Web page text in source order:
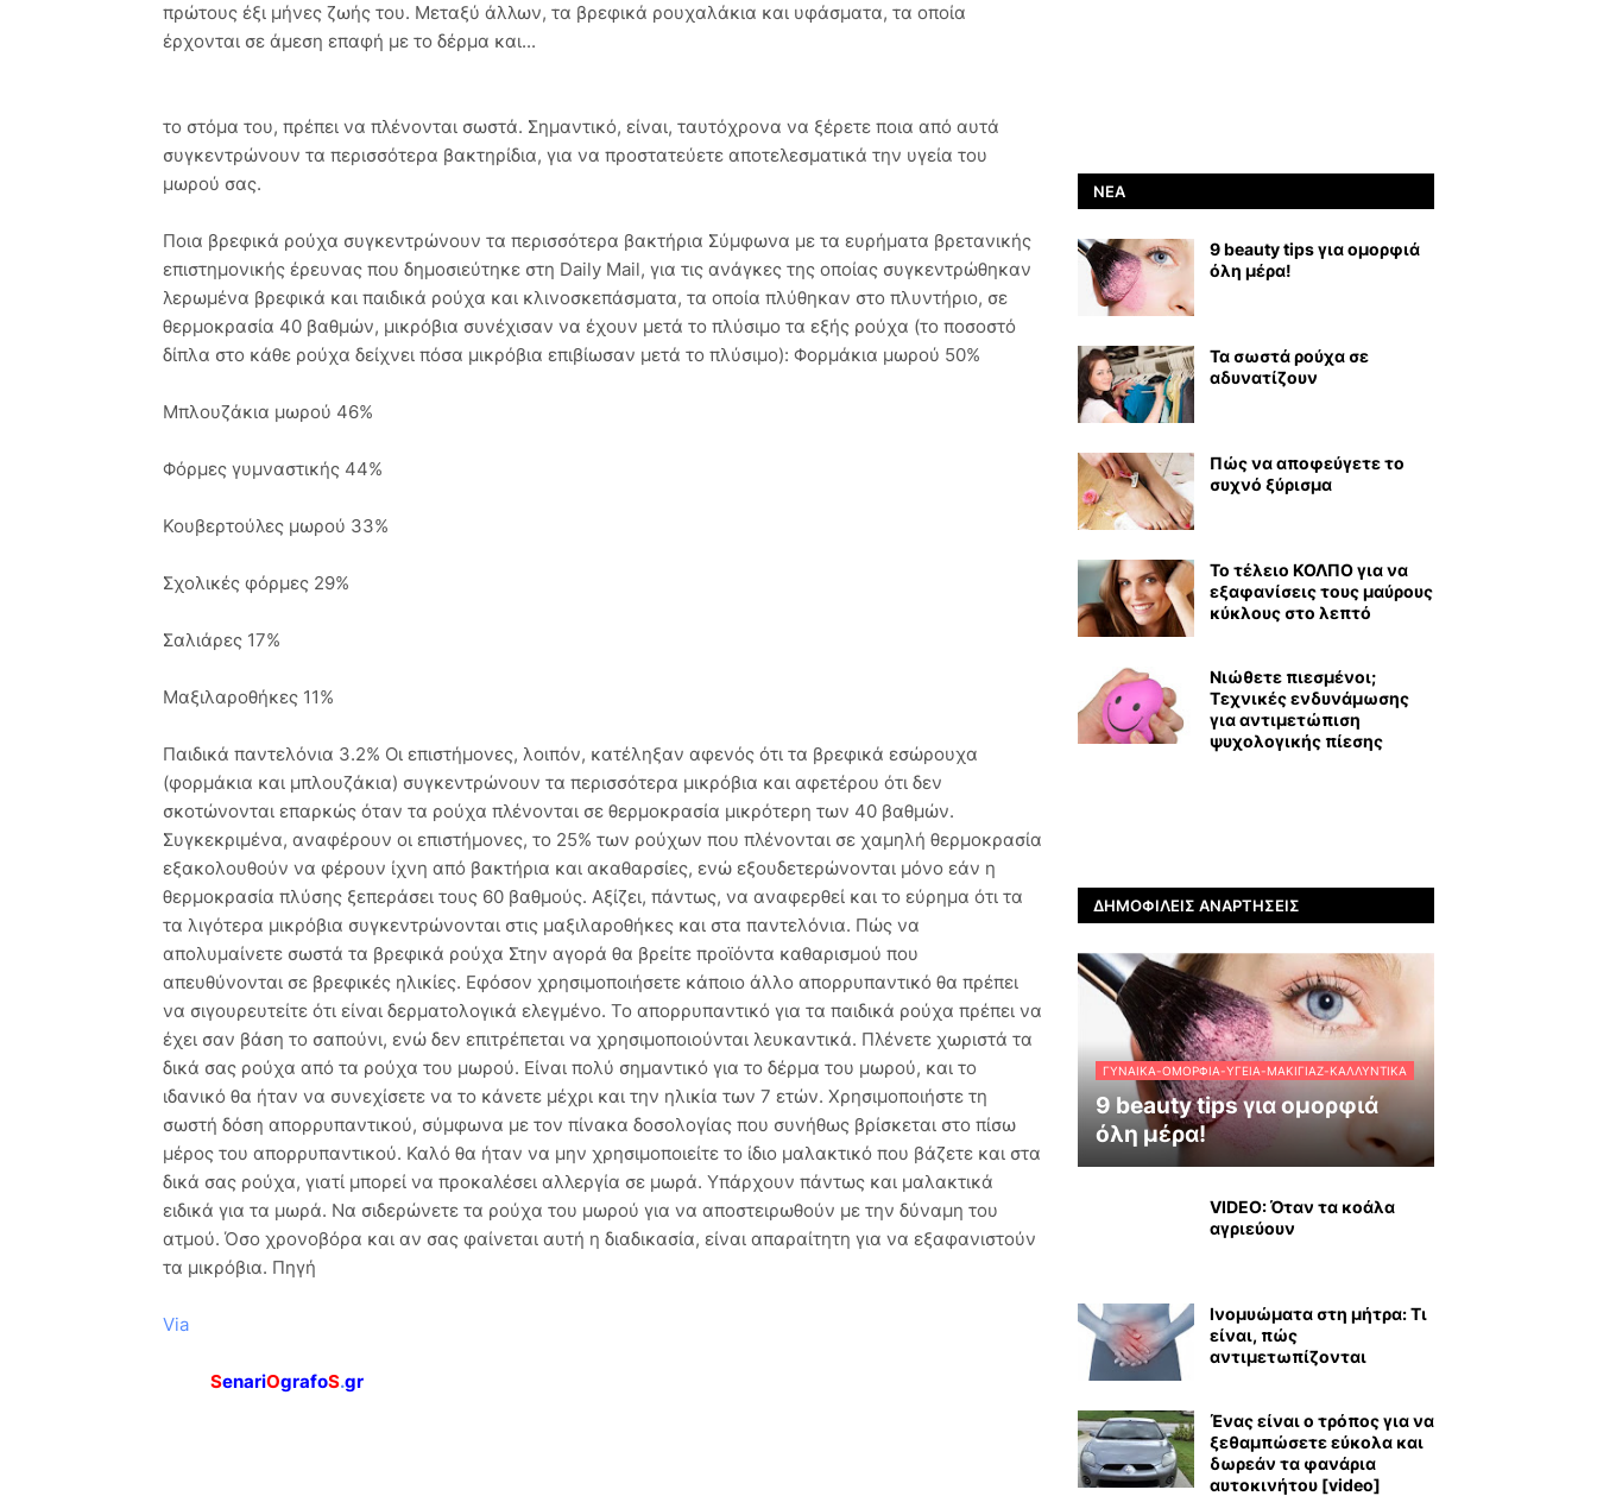
πρώτους έξι μήνες ζωής του. Μεταξύ άλλων, τα βρεφικά ρουχαλάκια και υφάσματα, τα οποία
έρχονται σε άμεση επαφή με το δέρμα και...
το στόμα του, πρέπει να πλένονται σωστά. Σημαντικό, είναι, ταυτόχρονα να ξέρετε ποια από αυτά
συγκεντρώνουν τα περισσότερα βακτηρίδια, για να προστατεύετε αποτελεσματικά την υγεία του
μωρού σας.
Ποια βρεφικά ρούχα συγκεντρώνουν τα περισσότερα βακτήρια Σύμφωνα με τα ευρήματα βρετανικής
επιστημονικής έρευνας που δημοσιεύτηκε στη Daily Mail, για τις ανάγκες της οποίας συγκεντρώθηκαν
λερωμένα βρεφικά και παιδικά ρούχα και κλινοσκεπάσματα, τα οποία πλύθηκαν στο πλυντήριο, σε
θερμοκρασία 40 βαθμών, μικρόβια συνέχισαν να έχουν μετά το πλύσιμο τα εξής ρούχα (το ποσοστό
δίπλα στο κάθε ρούχα δείχνει πόσα μικρόβια επιβίωσαν μετά το πλύσιμο): Φορμάκια μωρού 50%
Μπλουζάκια μωρού 46%
Φόρμες γυμναστικής 44%
Κουβερτούλες μωρού 33%
Σχολικές φόρμες 29%
Σαλιάρες 17%
Μαξιλαροθήκες 11%
Παιδικά παντελόνια 3.2% Οι επιστήμονες, λοιπόν, κατέληξαν αφενός ότι τα βρεφικά εσώρουχα
(φορμάκια και μπλουζάκια) συγκεντρώνουν τα περισσότερα μικρόβια και αφετέρου ότι δεν
σκοτώνονται επαρκώς όταν τα ρούχα πλένονται σε θερμοκρασία μικρότερη των 40 βαθμών.
Συγκεκριμένα, αναφέρουν οι επιστήμονες, το 25% των ρούχων που πλένονται σε χαμηλή θερμοκρασία
εξακολουθούν να φέρουν ίχνη από βακτήρια και ακαθαρσίες, ενώ εξουδετερώνονται μόνο εάν η
θερμοκρασία πλύσης ξεπεράσει τους 60 βαθμούς. Αξίζει, πάντως, να αναφερθεί και το εύρημα ότι τα
τα λιγότερα μικρόβια συγκεντρώνονται στις μαξιλαροθήκες και στα παντελόνια. Πώς να
απολυμαίνετε σωστά τα βρεφικά ρούχα Στην αγορά θα βρείτε προϊόντα καθαρισμού που
απευθύνονται σε βρεφικές ηλικίες. Εφόσον χρησιμοποιήσετε κάποιο άλλο απορρυπαντικό θα πρέπει
να σιγουρευτείτε ότι είναι δερματολογικά ελεγμένο. Το απορρυπαντικό για τα παιδικά ρούχα πρέπει να
έχει σαν βάση το σαπούνι, ενώ δεν επιτρέπεται να χρησιμοποιούνται λευκαντικά. Πλένετε χωριστά τα
δικά σας ρούχα από τα ρούχα του μωρού. Eίναι πολύ σημαντικό για το δέρμα του μωρού, και το
ιδανικό θα ήταν να συνεχίσετε να το κάνετε μέχρι και την ηλικία των 7 ετών. Χρησιμοποιήστε τη
σωστή δόση απορρυπαντικού, σύμφωνα με τον πίνακα δοσολογίας που συνήθως βρίσκεται στο πίσω
μέρος του απορρυπαντικού. Καλό θα ήταν να μην χρησιμοποιείτε το ίδιο μαλακτικό που βάζετε και στα
δικά σας ρούχα, γιατί μπορεί να προκαλέσει αλλεργία σε μωρά. Υπάρχουν πάντως και μαλακτικά
ειδικά για τα μωρά. Να σιδερώνετε τα ρούχα του μωρού για να αποστειρωθούν με την δύναμη του
ατμού. Όσο χρονοβόρα και αν σας φαίνεται αυτή η διαδικασία, είναι απαραίτητη για να εξαφανιστούν
τα μικρόβια. Πηγή
Via
SenariOgrafoS.gr
ΝΈΑ
9 beauty tips για ομορφιά
όλη μέρα!
Τα σωστά ρούχα σε
αδυνατίζουν
Πώς να αποφεύγετε το
συχνό ξύρισμα
Το τέλειο ΚΟΛΠΟ για να
εξαφανίσεις τους μαύρους
κύκλους στο λεπτό
Νιώθετε πιεσμένοι;
Τεχνικές ενδυνάμωσης
για αντιμετώπιση
ψυχολογικής πίεσης
ΔΗΜΟΦΙΛΕΊΣ ΑΝΑΡΤΉΣΕΙΣ
ΓΥΝΑΊΚΑ-ΟΜΟΡΦΙΆ-ΥΓΕΊΑ-ΜΑΚΙΓΙΆΖ-ΚΑΛΛΥΝΤΙΚΆ
9 beauty tips για ομορφιά
όλη μέρα!
VIDEO: Όταν τα κοάλα
αγριεύουν
Ινομυώματα στη μήτρα: Τι
είναι, πώς
αντιμετωπίζονται
Ένας είναι ο τρόπος για να
ξεθαμπώσετε εύκολα και
δωρεάν τα φανάρια
αυτοκινήτου [video]